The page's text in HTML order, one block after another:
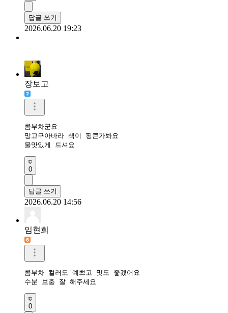
답글 쓰기
2026.06.20 19:23
장보고
콤부차군요
망고구아바라 색이 핑큰가봐요
물맛있게 드셔요
0
답글 쓰기
2026.06.20 14:56
임현희
콤부차 컬러도 예쁘고 맛도 좋겠어요
수분 보충 잘 해주세요
0